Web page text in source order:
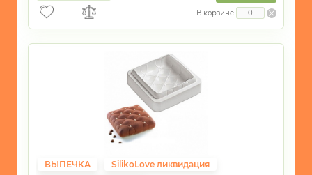
В корзине
ВЫПЕЧКА SilikoLove ликвидация